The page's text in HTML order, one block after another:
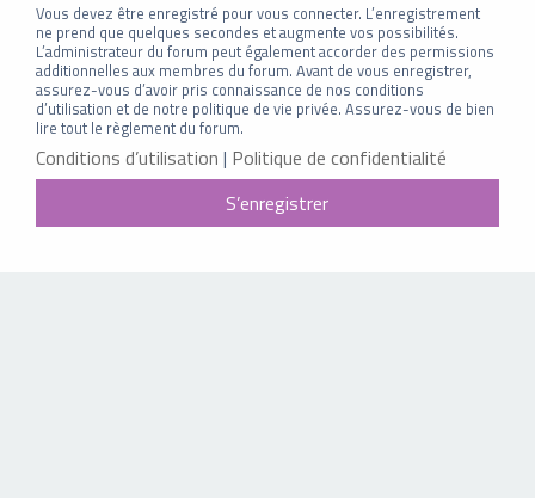
Vous devez être enregistré pour vous connecter. L’enregistrement
ne prend que quelques secondes et augmente vos possibilités.
L’administrateur du forum peut également accorder des permissions
additionnelles aux membres du forum. Avant de vous enregistrer,
assurez-vous d’avoir pris connaissance de nos conditions
d’utilisation et de notre politique de vie privée. Assurez-vous de bien
lire tout le règlement du forum.
Conditions d’utilisation | Politique de confidentialité
S’enregistrer